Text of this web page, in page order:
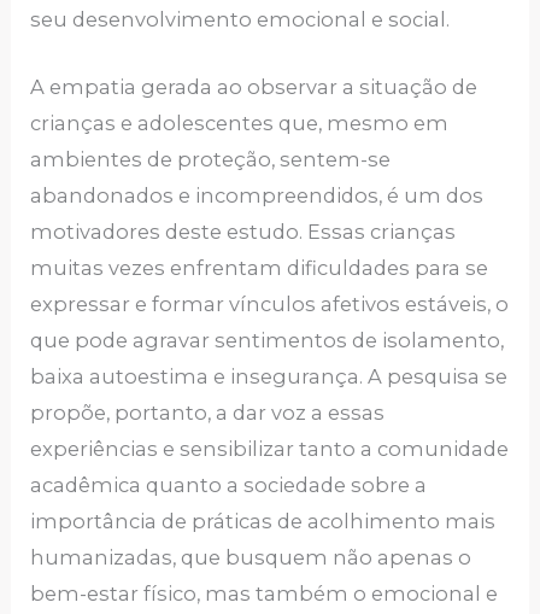
seu desenvolvimento emocional e social.
A empatia gerada ao observar a situação de
crianças e adolescentes que, mesmo em
ambientes de proteção, sentem-se
abandonados e incompreendidos, é um dos
motivadores deste estudo. Essas crianças
muitas vezes enfrentam dificuldades para se
expressar e formar vínculos afetivos estáveis, o
que pode agravar sentimentos de isolamento,
baixa autoestima e insegurança. A pesquisa se
propõe, portanto, a dar voz a essas
experiências e sensibilizar tanto a comunidade
acadêmica quanto a sociedade sobre a
importância de práticas de acolhimento mais
humanizadas, que busquem não apenas o
bem-estar físico, mas também o emocional e